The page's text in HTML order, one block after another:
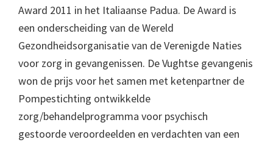
Award 2011 in het Italiaanse Padua. De Award is
een onderscheiding van de Wereld
Gezondheidsorganisatie van de Verenigde Naties
voor zorg in gevangenissen. De Vughtse gevangenis
won de prijs voor het samen met ketenpartner de
Pompestichting ontwikkelde
zorg/behandelprogramma voor psychisch
gestoorde veroordeelden en verdachten van een